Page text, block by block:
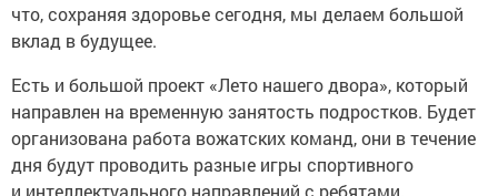
что, сохраняя здоровье сегодня, мы делаем большой
вклад в будущее.
Есть и большой проект «Лето нашего двора», который
направлен на временную занятость подростков. Будет
организована работа вожатских команд, они в течение
дня будут проводить разные игры спортивного
и интеллектуального направлений с ребятами.